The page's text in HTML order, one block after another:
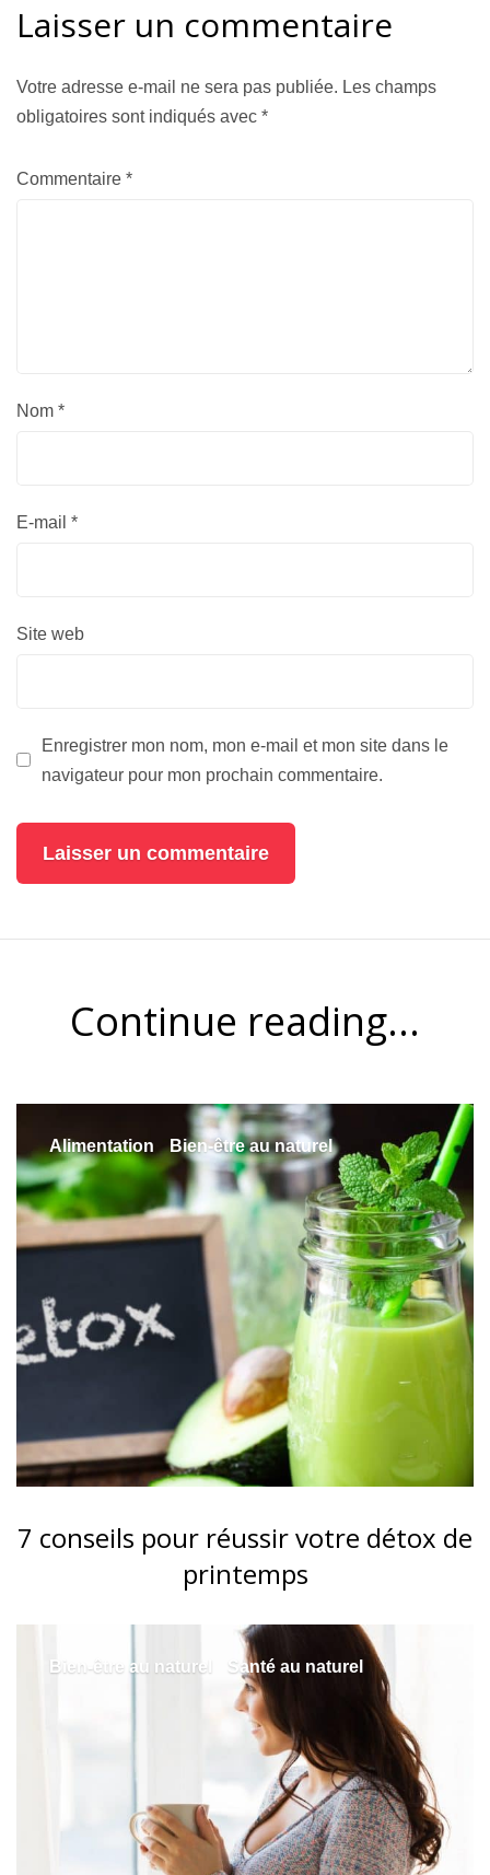
Laisser un commentaire
Votre adresse e-mail ne sera pas publiée. Les champs
obligatoires sont indiqués avec *
Commentaire *
Nom *
E-mail *
Site web
Enregistrer mon nom, mon e-mail et mon site dans le
navigateur pour mon prochain commentaire.
Continue reading...
Alimentation Bien-être au naturel
7 conseils pour réussir votre détox de
printemps
Bien-être au naturel Santé au naturel